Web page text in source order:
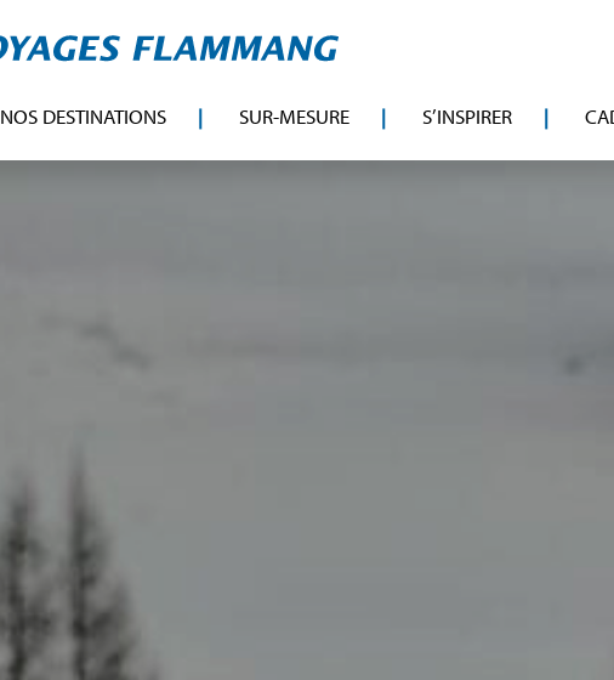
NOS DESTINATIONS SUR-MESURE S’INSPIRER